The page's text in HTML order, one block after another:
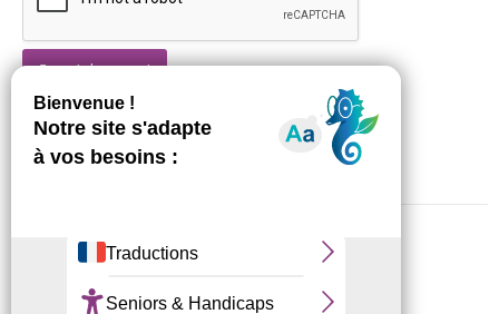
Je m'abonne !